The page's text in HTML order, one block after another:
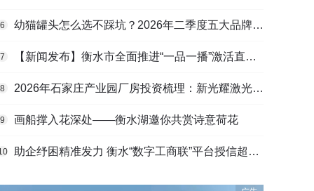
6 幼猫罐头怎么选不踩坑？2026年二季度五大品牌肠胃适配营养安全
7 【新闻发布】衡水市全面推进“一品一播”激活直播电商发展新动能
8 2026年石家庄产业园厂房投资梳理：新光耀激光科技谷等项目盘点
9 画船撑入花深处——衡水湖邀你共赏诗意荷花
助企纾困精准发力 衡水“数字工商联”平台授信超165亿元